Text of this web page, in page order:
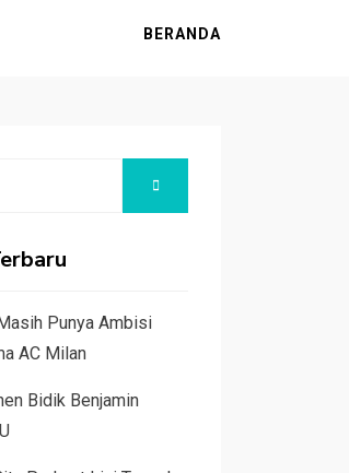
BERANDA
SEARCH
Punya Ambisi
AC Milan
Bidik Benjamin